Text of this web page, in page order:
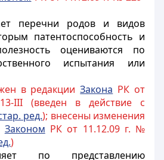
перечни родов и видов
патентоспособность и
оцениваются по
испытания или
в редакцииЗакона РК от
III (введен в действие с
ред.); внесены изменения
Законом РК от 11.12.09 г. №
)
по представлению